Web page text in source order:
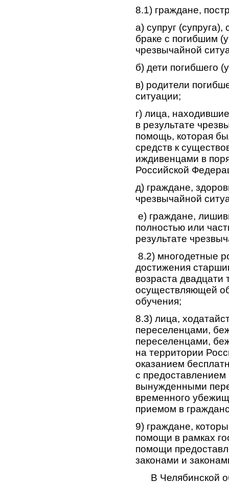
8.1) граждане,
а) супруг
браке с погибшим
чрезвычайной
б) дети погибшего
в) родители
ситуации;
г) лица,
в результате
помощь, которая
средств к
иждивенцами в
Российской
д) граждане,
чрезвычайной
е) граждане,
полностью или
результате
8.2) многодетные
достижения
возраста двадцати
осуществляющей
обучения;
8.3) лица,
переселенцами,
переселенцами,
на территории
оказанием
с
вынужденными
временного
приемом в
9) граждане,
помощи в рамках
помощи
законами и
В Челябинской